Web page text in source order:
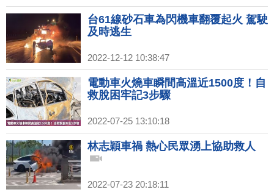
台61線砂石車為閃機車翻覆起火 駕駛
及時逃生
2022-12-12 10:38:47
電動車火燒車瞬間高溫近1500度！自
救脫困牢記3步驟
2022-07-25 13:10:18
林志穎車禍 熱心民眾湧上協助救人
2022-07-23 20:18:11